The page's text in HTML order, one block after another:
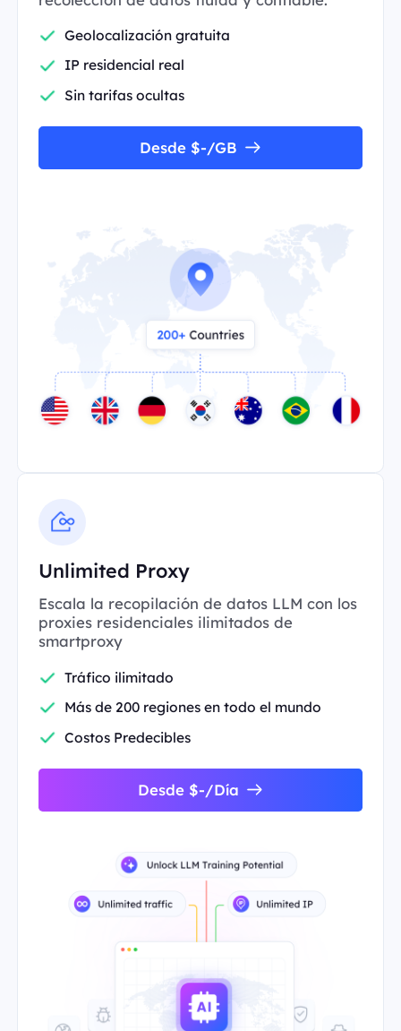
Geolocalización gratuita
IP residencial real
Sin tarifas ocultas
Desde $-/GB
Unlimited Proxy
Escala la recopilación de datos LLM con los
proxies residenciales ilimitados de
smartproxy
Tráfico ilimitado
Más de 200 regiones en todo el mundo
Costos Predecibles
Desde $-/Día